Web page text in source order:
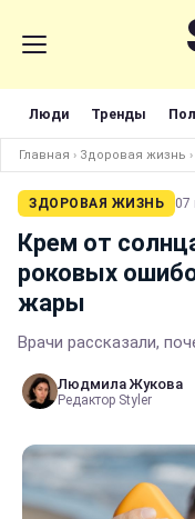
Люди Тренды
Главная › Здоровая жизнь ›
ЗДОРОВАЯ ЖИЗНЬ 07
Крем от
роковых
жары
Врачи рассказали,
Людмила Жукова
Редактор Styler